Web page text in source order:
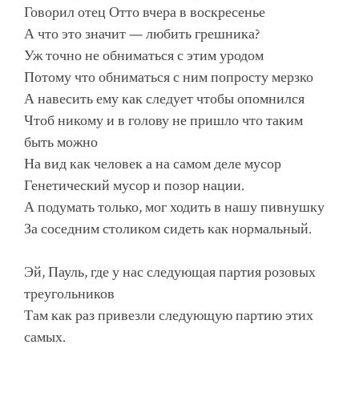
Говорил отец Отто вчера в воскресенье
А что это значит — любить грешника?
Уж точно не обниматься с этим уродом
Потому что обниматься с ним попросту мерзко
А навесить ему как следует чтобы опомнился
Чтоб никому и в голову не пришло что таким
быть можно
На вид как человек а на самом деле мусор
Генетический мусор и позор нации.
А подумать только, мог ходить в нашу пивнушку
За соседним столиком сидеть как нормальный.
Эй, Пауль, где у нас следующая партия розовых
треугольников
Там как раз привезли следующую партию этих
самых.